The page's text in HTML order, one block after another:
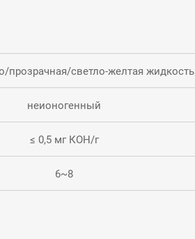
прозрачная/светло-желтая жидкость
неионогенный
≤ 0,5 мг КОН/г
6~8